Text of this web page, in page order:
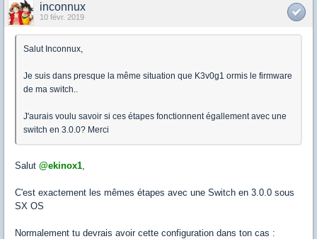
inconnux
10 févr. 2019
Salut Inconnux,
Je suis dans presque la même situation que K3v0g1 ormis le firmware
de ma switch..
J'aurais voulu savoir si ces étapes fonctionnent égallement avec une
switch en 3.0.0? Merci
Salut @ekinox1,
C'est exactement les mêmes étapes avec une Switch en 3.0.0 sous
SX OS
Normalement tu devrais avoir cette configuration dans ton cas :